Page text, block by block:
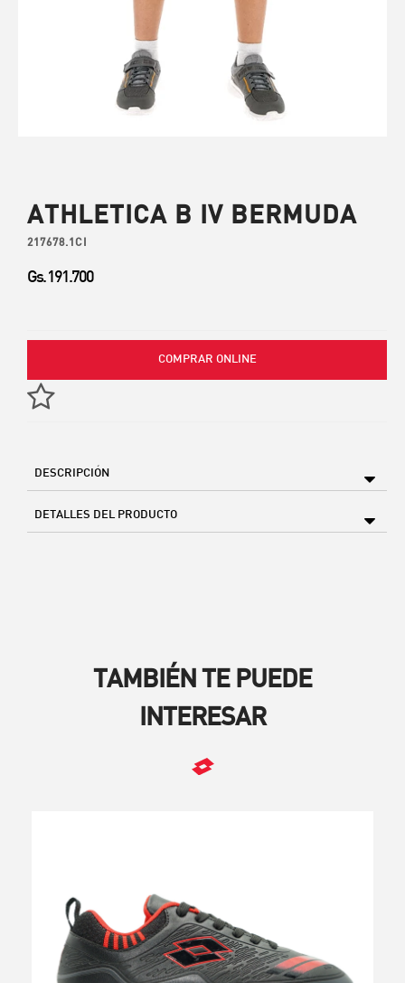
ATHLETICA B IV BERMUDA
217678.1CI
Gs. 191.700
COMPRAR ONLINE
DESCRIPCIÓN
DETALLES DEL PRODUCTO
TAMBIÉN TE PUEDE
INTERESAR